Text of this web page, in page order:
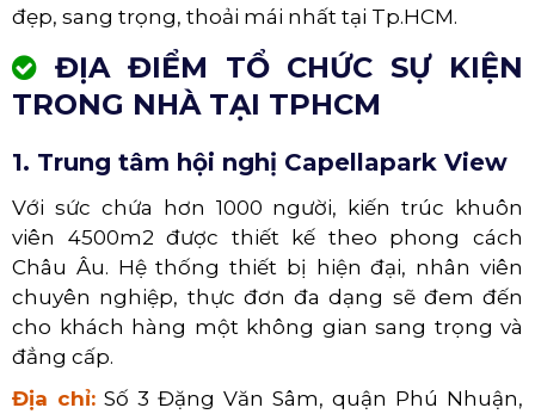
đẹp, sang trọng, thoải mái nhất tại Tp.HCM.
ĐỊA ĐIỂM TỔ CHỨC SỰ KIỆN
TRONG NHÀ TẠI TPHCM
1. Trung tâm hội nghị Capellapark View
Với sức chứa hơn 1000 người, kiến trúc khuôn
viên 4500m2 được thiết kế theo phong cách
Châu Âu. Hệ thống thiết bị hiện đại, nhân viên
chuyên nghiệp, thực đơn đa dạng sẽ đem đến
cho khách hàng một không gian sang trọng và
đẳng cấp.
Địa chỉ: Số 3 Đặng Văn Sâm, quận Phú Nhuận,